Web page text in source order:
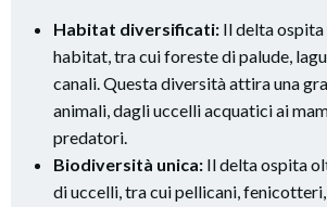
Habitat diversificati: Il delta
habitat, tra cui foreste di palude,
canali. Questa diversità attira una
animali, dagli uccelli acquatici ai
predatori.
Biodiversità unica: Il delta ospita
di uccelli, tra cui pellicani,